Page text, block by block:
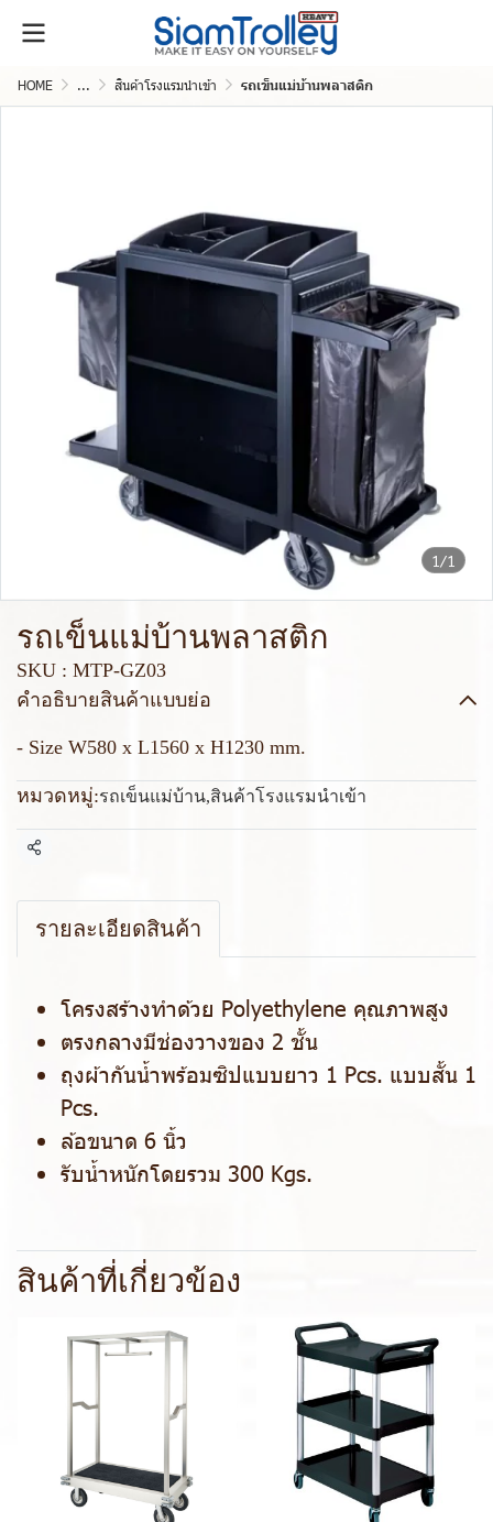
HOME ... สินค้าโรงแรมนำเข้า รถเข็นแม่บ้านพลาสติก
1/1
รถเข็นแม่บ้านพลาสติก
SKU : MTP-GZ03
คำอธิบายสินค้าแบบย่อ
- Size W580 x L1560 x H1230 mm.
หมวดหมู่:รถเข็นแม่บ้าน,สินค้าโรงแรมนำเข้า
แชร์
รายละเอียดสินค้า
โครงสร้างทำด้วย Polyethylene คุณภาพสูง
ตรงกลางมีช่องวางของ 2 ชั้น
ถุงผ้ากันน้ำพร้อมซิปแบบยาว 1 Pcs. แบบสั้น 1
Pcs.
ล้อขนาด 6 นิ้ว
รับน้ำหนักโดยรวม 300 Kgs.
สินค้าที่เกี่ยวข้อง